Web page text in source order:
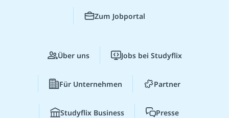
Zum Jobportal
Über uns Jobs bei Studyflix
Für Unternehmen Partner
Studyflix Business Presse